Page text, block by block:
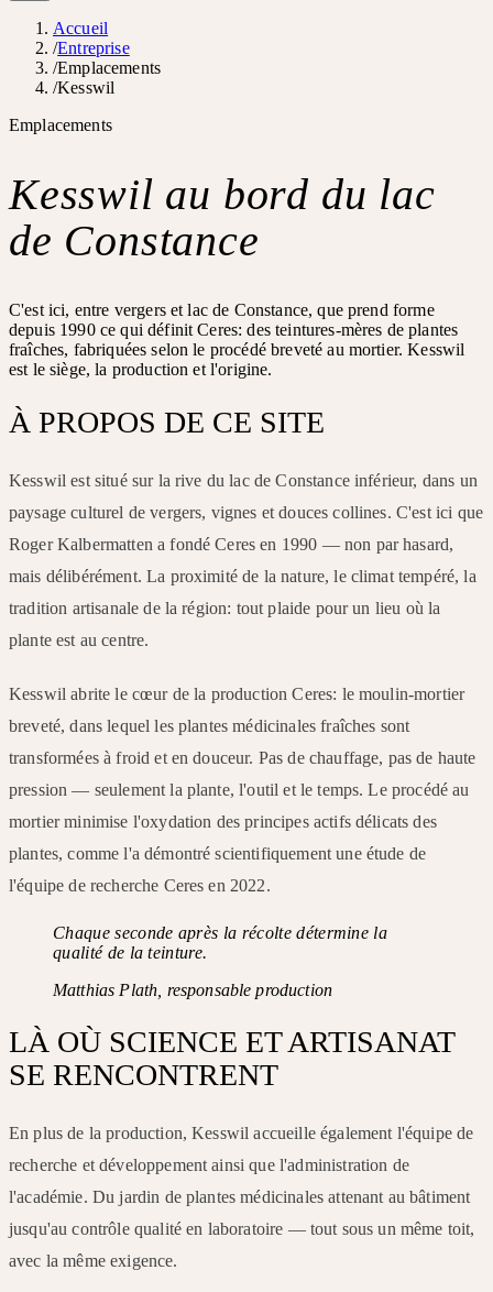
Accueil
/Entreprise
/Emplacements
/Kesswil
Emplacements
Kesswil au bord du lac
de Constance
C'est ici, entre vergers et lac de Constance, que prend forme
depuis 1990 ce qui définit Ceres: des teintures-mères de plantes
fraîches, fabriquées selon le procédé breveté au mortier. Kesswil
est le siège, la production et l'origine.
À PROPOS DE CE SITE
Kesswil est situé sur la rive du lac de Constance inférieur, dans un
paysage culturel de vergers, vignes et douces collines. C'est ici que
Roger Kalbermatten a fondé Ceres en 1990 — non par hasard,
mais délibérément. La proximité de la nature, le climat tempéré, la
tradition artisanale de la région: tout plaide pour un lieu où la
plante est au centre.
Kesswil abrite le cœur de la production Ceres: le moulin-mortier
breveté, dans lequel les plantes médicinales fraîches sont
transformées à froid et en douceur. Pas de chauffage, pas de haute
pression — seulement la plante, l'outil et le temps. Le procédé au
mortier minimise l'oxydation des principes actifs délicats des
plantes, comme l'a démontré scientifiquement une étude de
l'équipe de recherche Ceres en 2022.
Chaque seconde après la récolte détermine la
qualité de la teinture.
Matthias Plath, responsable production
LÀ OÙ SCIENCE ET ARTISANAT
SE RENCONTRENT
En plus de la production, Kesswil accueille également l'équipe de
recherche et développement ainsi que l'administration de
l'académie. Du jardin de plantes médicinales attenant au bâtiment
jusqu'au contrôle qualité en laboratoire — tout sous un même toit,
avec la même exigence.